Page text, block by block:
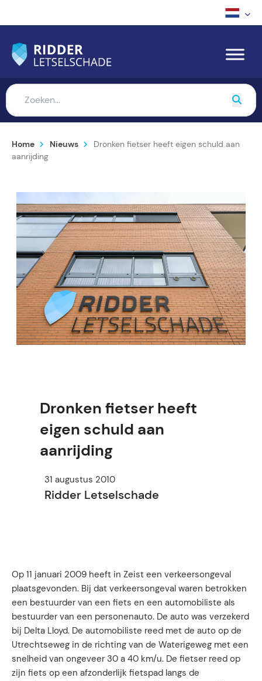
Home Nieuws
Dronken fietser heeft eigen schuld aan
aanrijding
Dronken fietser heeft
eigen schuld aan
aanrijding
31 augustus 2010
Ridder Letselschade
Op 11 januari 2009 heeft in Zeist een verkeersongeval
plaatsgevonden. Bij dat verkeersongeval waren betrokken
een bestuurder van een fiets en een automobiliste als
bestuurder van een personenauto. De auto was verzekerd
bij Delta Lloyd. De automobiliste reed met de auto op de
Utrechtseweg in de richting van de Waterigeweg met een
snelheid van ongeveer 30 a 40 km/u. De fietser reed op
zijn fiets op een afzonderlijk fietspad langs de